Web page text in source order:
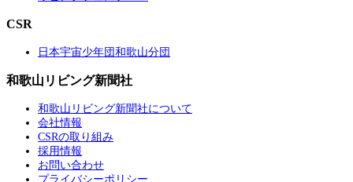
CSR
日本宇宙少年団和歌山分団
和歌山リビング新聞社
和歌山リビング新聞社について
会社情報
CSRの取り組み
採用情報
お問い合わせ
プライバシーポリシー